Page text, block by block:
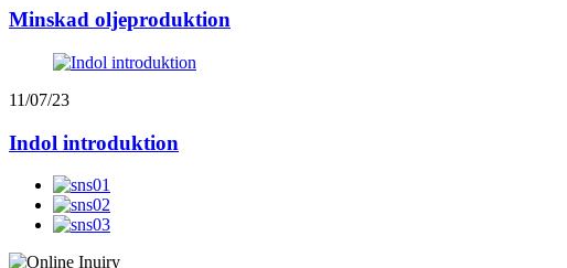
Minskad oljeproduktion
11/07/23
Indol introduktion